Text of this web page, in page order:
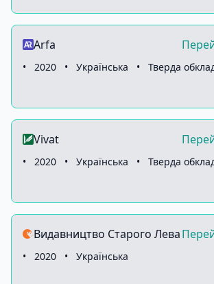
Arfa
• 2020 • Українська • Тверда
Vivat
• 2020 • Українська • Тверда
Видавництво Старого Лева
• 2020 • Українська